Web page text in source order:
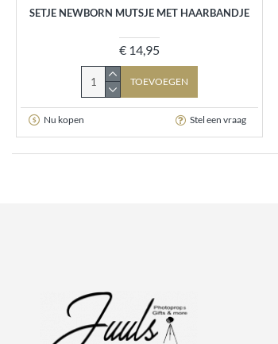
SETJE NEWBORN MUTSJE MET HAARBANDJE
€ 14,95
TOEVOEGEN
Nu kopen Stel een vraag